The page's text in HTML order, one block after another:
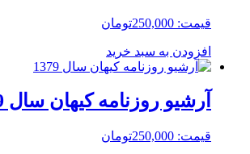
قیمت: 250,000تومان
افزودن به سبد خرید
آرشیو روزنامه کیهان سال 1379
قیمت: 250,000تومان